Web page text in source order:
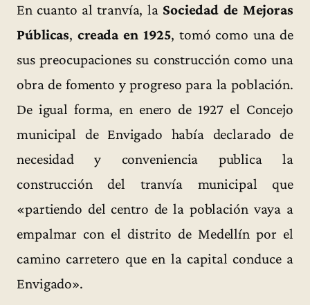
En cuanto al tranvía, la Sociedad de Mejoras
Públicas, creada en 1925, tomó como una de
sus preocupaciones su construcción como una
obra de fomento y progreso para la población.
De igual forma, en enero de 1927 el Concejo
municipal de Envigado había declarado de
necesidad y conveniencia publica la
construcción del tranvía municipal que
«partiendo del centro de la población vaya a
empalmar con el distrito de Medellín por el
camino carretero que en la capital conduce a
Envigado».